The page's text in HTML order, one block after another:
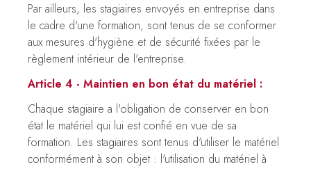
Par ailleurs, les stagiaires envoyés en entreprise dans
le cadre d'une formation, sont tenus de se conformer
aux mesures d'hygiène et de sécurité fixées par le
règlement intérieur de l'entreprise.
Article 4 - Maintien en bon état du matériel :
Chaque stagiaire a l'obligation de conserver en bon
état le matériel qui lui est confié en vue de sa
formation. Les stagiaires sont tenus d'utiliser le matériel
conformément à son objet : l'utilisation du matériel à